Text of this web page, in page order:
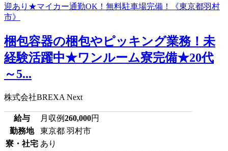
梱包容器の梱包やピッキング業務！未
経験活躍中★ワンルーム寮完備★20代
～5...
株式会社BREXA Next
給与 月収例260,000円
勤務地
東京都 羽村市
寮・社宅 あり